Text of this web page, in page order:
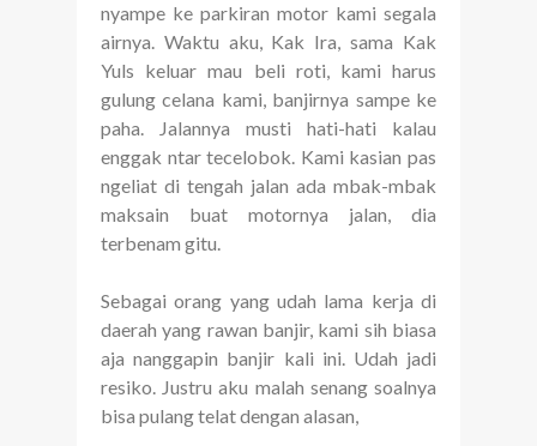
nyampe ke parkiran motor kami segala
airnya. Waktu aku, Kak Ira, sama Kak
Yuls keluar mau beli roti, kami harus
gulung celana kami, banjirnya sampe ke
paha. Jalannya musti hati-hati kalau
enggak ntar tecelobok. Kami kasian pas
ngeliat di tengah jalan ada mbak-mbak
maksain buat motornya jalan, dia
terbenam gitu.
Sebagai orang yang udah lama kerja di
daerah yang rawan banjir, kami sih biasa
aja nanggapin banjir kali ini. Udah jadi
resiko. Justru aku malah senang soalnya
bisa pulang telat dengan alasan,